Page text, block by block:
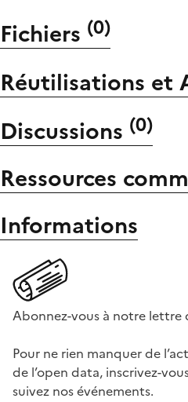
Fichiers (0)
Réutilisations et
Discussions (0)
Ressources
Informations
Abonnez-vous à notre
Pour ne rien manquer de
de l’open data, inscrivez-
suivez nos événements.